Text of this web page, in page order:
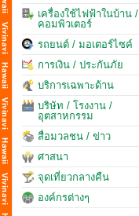
เครื่องใช้ไฟฟ้าในบ้าน /
คอมพิวเตอร์
รถยนต์ / มอเตอร์ไซค์
การเงิน / ประกันภัย
บริการเฉพาะด้าน
บริษัท / โรงงาน /
อุตสาหกรรม
สื่อมวลชน / ข่าว
ศาสนา
จุดเที่ยวกลางคืน
องค์กรต่างๆ